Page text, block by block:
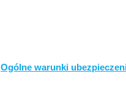
Ogólne warunki